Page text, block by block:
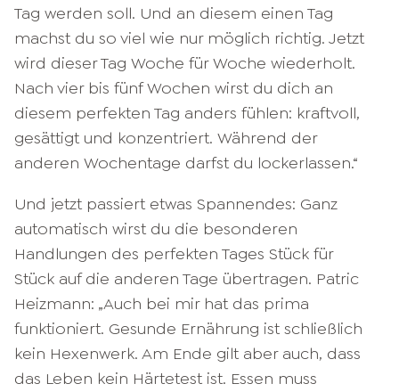
Tag werden soll. Und an diesem einen Tag
machst du so viel wie nur möglich richtig. Jetzt
wird dieser Tag Woche für Woche wiederholt.
Nach vier bis fünf Wochen wirst du dich an
diesem perfekten Tag anders fühlen: kraftvoll,
gesättigt und konzentriert. Während der
anderen Wochentage darfst du lockerlassen.“
Und jetzt passiert etwas Spannendes: Ganz
automatisch wirst du die besonderen
Handlungen des perfekten Tages Stück für
Stück auf die anderen Tage übertragen. Patric
Heizmann: „Auch bei mir hat das prima
funktioniert. Gesunde Ernährung ist schließlich
kein Hexenwerk. Am Ende gilt aber auch, dass
das Leben kein Härtetest ist. Essen muss